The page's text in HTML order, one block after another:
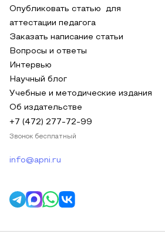
Опубликовать статью для
аттестации педагога
Заказать написание статьи
Вопросы и ответы
Интервью
Научный блог
Учебные и методические издания
Об издательстве
+7 (472) 277-72-99
Звонок бесплатный
info@apni.ru